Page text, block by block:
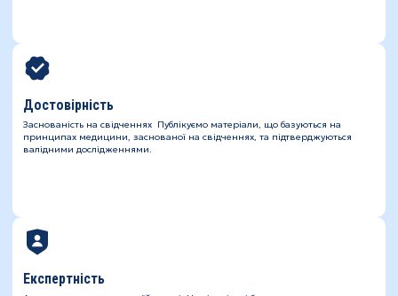
Достовірність
Заснованість на свідченнях Публікуємо матеріали, що базуються на
принципах медицини, заснованої на свідченнях, та підтверджуються
валідними дослідженнями.
Експертність